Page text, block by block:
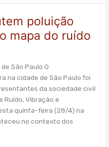
poluição
mapa do ruído
São Paulo O
na cidade de São Paulo foi
da sociedade civil
Ruído, Vibração e
quinta-feira (28/4) na
no contexto dos